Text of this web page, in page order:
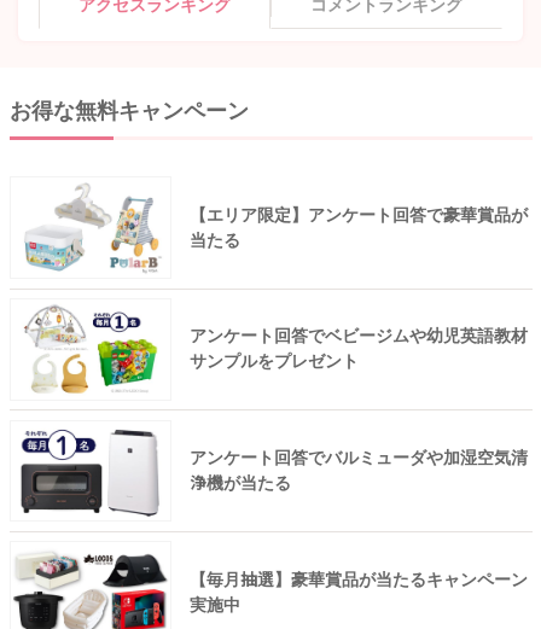
アクセスランキング コメントランキング
お得な無料キャンペーン
【エリア限定】アンケート回答で豪華賞品が
当たる
アンケート回答でベビージムや幼児英語教材
サンプルをプレゼント
アンケート回答でバルミューダや加湿空気清
浄機が当たる
【毎月抽選】豪華賞品が当たるキャンペーン
実施中